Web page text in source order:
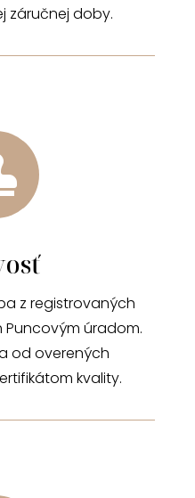
záručnej doby.
z registrovaných
Puncovým úradom.
od overených
kvality.